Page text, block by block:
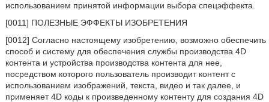
использованием принятой информации выбора спецэффекта.
[0011] ПОЛЕЗНЫЕ ЭФФЕКТЫ ИЗОБРЕТЕНИЯ
[0012] Согласно настоящему изобретению, возможно обеспечить
способ и систему для обеспечения службы производства 4D
контента и устройства производства контента для нее,
посредством которого пользователь производит контент с
использованием изображений, текста, видео и так далее, и
применяет 4D коды к произведенному контенту для создания 4D